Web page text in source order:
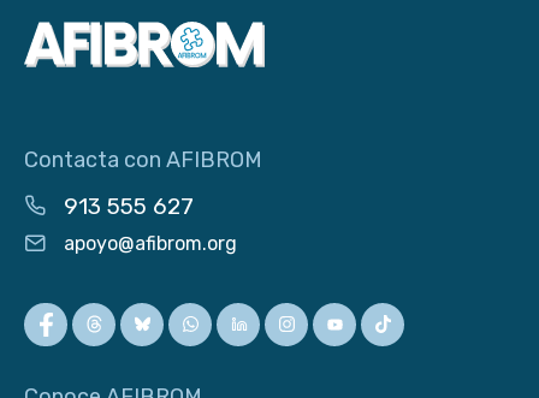
Contacta con AFIBROM
913 555 627
apoyo@afibrom.org